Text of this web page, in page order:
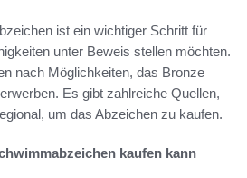
ist ein wichtiger Schritt für
unter Beweis stellen möchten.
nach Möglichkeiten, das Bronze
Es gibt zahlreiche Quellen,
um das Abzeichen zu kaufen.
kaufen kann